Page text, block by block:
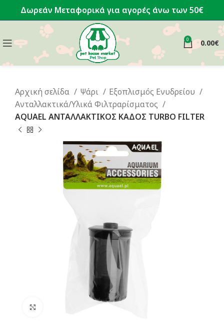
Δωρεάν Μεταφορικά για αγορές άνω των 50€
0 0.00€
Αρχική σελίδα Ψάρι
Εξοπλισμός Ενυδρείου
Ανταλλακτικά/Υλικά Φιλτραρίσματος
AQUAEL ΑΝΤΑΛΛΑΚΤΙΚΟΣ ΚΑΔΟΣ TURBO FILTER